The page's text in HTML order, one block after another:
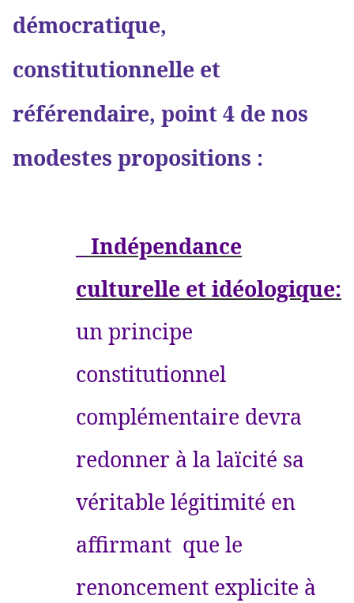
démocratique,
constitutionnelle et
référendaire, point 4 de nos
modestes propositions :
_ Indépendance
culturelle et idéologique:
un principe
constitutionnel
complémentaire devra
redonner à la laïcité sa
véritable légitimité en
affirmant que le
renoncement explicite à